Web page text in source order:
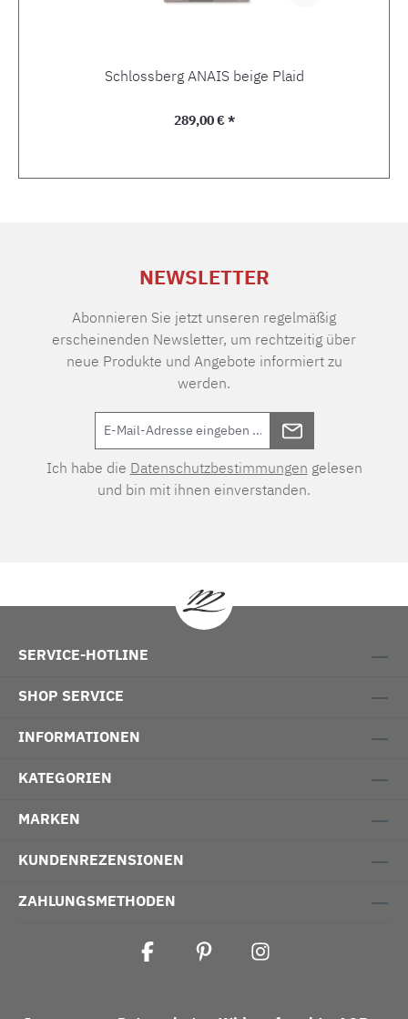
Schlossberg ANAIS beige Plaid
Regulärer Preis:
289,00 € *
NEWSLETTER
Abonnieren Sie jetzt unseren regelmäßig
erscheinenden Newsletter, um rechtzeitig über
neue Produkte und Angebote informiert zu
werden.
Ich habe die Datenschutzbestimmungen gelesen
und bin mit ihnen einverstanden.
SERVICE-HOTLINE
SHOP SERVICE
INFORMATIONEN
KATEGORIEN
MARKEN
KUNDENREZENSIONEN
ZAHLUNGSMETHODEN